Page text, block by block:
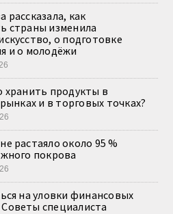
рассказала, как
страны изменила
о подготовке
и о молодёжи
хранить продукты в
и в торговых точках?
растаяло около 95 %
покрова
на уловки финансовых
специалиста